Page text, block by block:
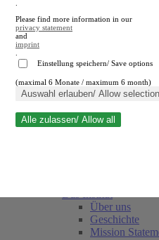
Suche schließen
Über uns
Geschichte
Mission
Please find more information in our
privacy statement
and
imprint
Einstellung speichern/ Save options
(maximal 6 Monate / maximum 6 month)
Auswahl erlauben/ Allow selection
Alle zulassen/ Allow all